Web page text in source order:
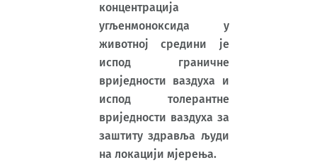
концентрација
угљенмоноксида у
животној средини је
испод граничне
вриједности ваздуха и
испод толерантне
вриједности ваздуха за
заштиту здравља људи
на локацији мјерења.